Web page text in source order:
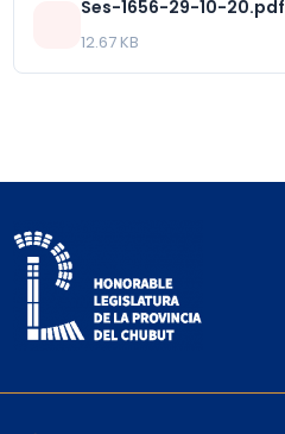
Ses-1656-29-10-20.pdf
12.67 KB